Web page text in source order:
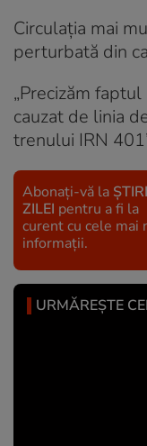
Circulația mai
perturbată din
„Precizăm
cauzat de linia
trenului IRN
Abonați-vă la
ZILEI pentru a fi la
curent cu cele mai
informații.
URMĂREȘTE